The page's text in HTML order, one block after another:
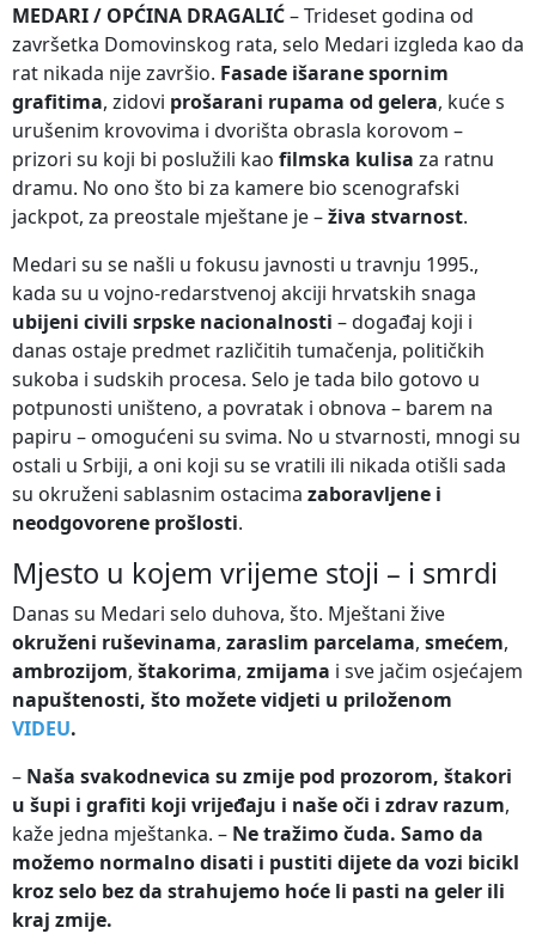
MEDARI / OPĆINA DRAGALIĆ– Trideset godina od
završetka Domovinskog rata, selo Medari izgleda kao da
rat nikada nije završio. Fasade išarane spornim
grafitima, zidovi prošarani rupama od gelera, kuće s
urušenim krovovima i dvorišta obrasla korovom –
prizori su koji bi poslužili kao filmska kulisa za ratnu
dramu. No ono što bi za kamere bio scenografski
jackpot, za preostale mještane je –živa stvarnost.
Medari su se našli u fokusu javnosti u travnju 1995.,
kada su u vojno-redarstvenoj akciji hrvatskih snaga
ubijeni civili srpske nacionalnosti – događaj koji i
danas ostaje predmet različitih tumačenja, političkih
sukoba i sudskih procesa. Selo je tada bilo gotovo u
potpunosti uništeno, a povratak i obnova – barem na
papiru – omogućeni su svima. No u stvarnosti, mnogi su
ostali u Srbiji, a oni koji su se vratili ili nikada otišli sada
su okruženi sablasnim ostacima zaboravljene i
neodgovorene prošlosti.
Mjesto u kojem vrijeme stoji – i smrdi
Danas su Medari selo duhova, što. Mještani žive
okruženi ruševinama, zaraslim parcelama, smećem,
ambrozijom, štakorima, zmijama i sve jačim osjećajem
napuštenosti, što možete vidjeti u priloženom
VIDEU.
– Naša svakodnevica su zmije pod prozorom, štakori
u šupi i grafiti koji vrijeđaju i naše oči i zdrav razum,
kaže jedna mještanka. – Ne tražimo čuda. Samo da
možemo normalno disati i pustiti dijete da vozi bicikl
kroz selo bez da strahujemo hoće li pasti na geler ili
kraj zmije.